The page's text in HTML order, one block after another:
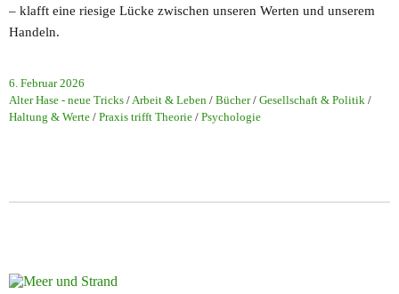
– klafft eine riesige Lücke zwischen unseren Werten und unserem
Handeln.
6. Februar 2026
Alter Hase - neue Tricks /Arbeit & Leben / Bücher/ Gesellschaft & Politik /
Haltung & Werte / Praxis trifft Theorie / Psychologie